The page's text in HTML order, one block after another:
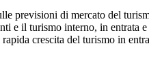
previsioni di mercato del
e il turismo interno, in entrata
crescita del turismo in